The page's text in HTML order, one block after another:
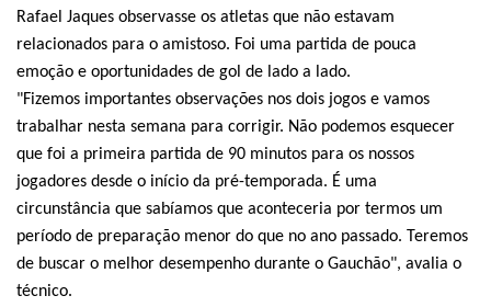
Rafael Jaques observasse os atletas que não estavam
relacionados para o amistoso. Foi uma partida de pouca
emoção e oportunidades de gol de lado a lado.
"Fizemos importantes observações nos dois jogos e vamos
trabalhar nesta semana para corrigir. Não podemos esquecer
que foi a primeira partida de 90 minutos para os nossos
jogadores desde o início da pré-temporada. É uma
circunstância que sabíamos que aconteceria por termos um
período de preparação menor do que no ano passado. Teremos
de buscar o melhor desempenho durante o Gauchão", avalia o
técnico.